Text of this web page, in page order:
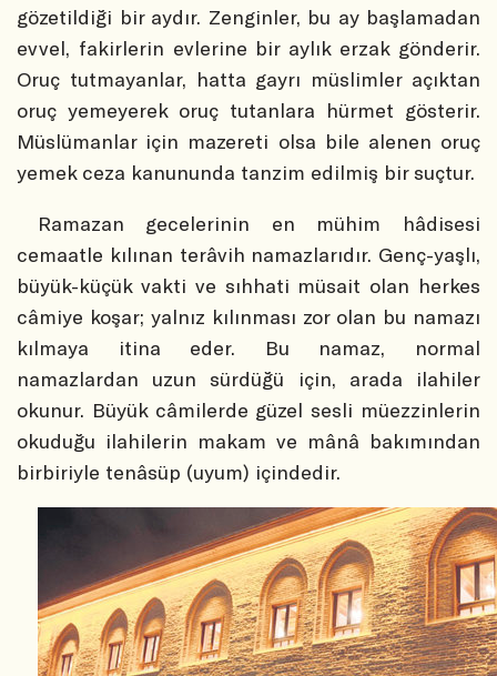
gözetildiği bir aydır. Zenginler, bu ay başlamadan
evvel, fakirlerin evlerine bir aylık erzak gönderir.
Oruç tutmayanlar, hatta gayrı müslimler açıktan
oruç yemeyerek oruç tutanlara hürmet gösterir.
Müslümanlar için mazereti olsa bile alenen oruç
yemek ceza kanununda tanzim edilmiş bir suçtur.
Ramazan gecelerinin en mühim hâdisesi
cemaatle kılınan terâvih namazlarıdır. Genç-yaşlı,
büyük-küçük vakti ve sıhhati müsait olan herkes
câmiye koşar; yalnız kılınması zor olan bu namazı
kılmaya itina eder. Bu namaz, normal
namazlardan uzun sürdüğü için, arada ilahiler
okunur. Büyük câmilerde güzel sesli müezzinlerin
okuduğu ilahilerin makam ve mânâ bakımından
birbiriyle tenâsüp (uyum) içindedir.